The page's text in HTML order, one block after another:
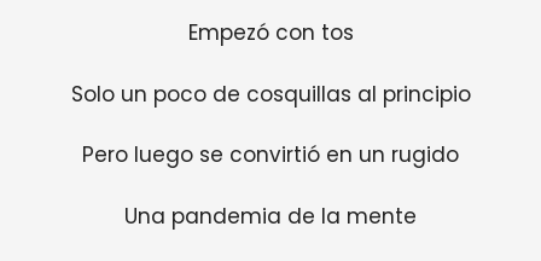
Empezó con tos
Solo un poco de cosquillas al principio
Pero luego se convirtió en un rugido
Una pandemia de la mente